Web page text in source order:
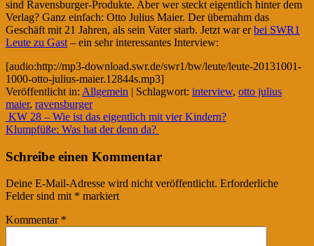
sind Ravensburger-Produkte. Aber wer steckt eigentlich hinter dem
Verlag? Ganz einfach: Otto Julius Maier. Der übernahm das
Geschäft mit 21 Jahren, als sein Vater starb. Jetzt war erbei SWR1
Leute zu Gast – ein sehr interessantes Interview:
[audio:http://mp3-download.swr.de/swr1/bw/leute/leute-20131001-
1000-otto-julius-maier.12844s.mp3]
Veröffentlicht in: Allgemein | Schlagwort: interview, otto julius
maier, ravensburger
Beitrags-
Navigation
KW 28 – Wie ist das eigentlich mit vier Kindern?
Klumpfüße: Was hat der denn da?
Schreibe einen Kommentar
Deine E-Mail-Adresse wird nicht veröffentlicht. Erforderliche
Felder sind mit * markiert
Kommentar *